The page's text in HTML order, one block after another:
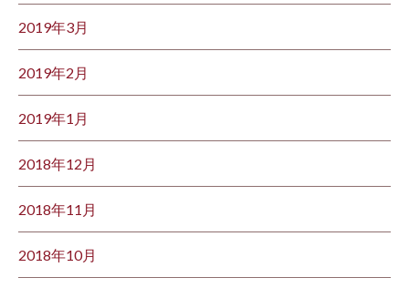
2019年3月
2019年2月
2019年1月
2018年12月
2018年11月
2018年10月